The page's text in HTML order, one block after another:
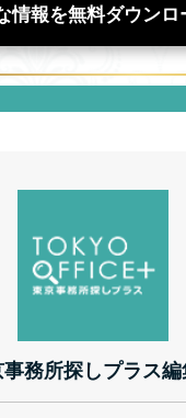
情報を無料ダウンロ
事務所探しプラス編